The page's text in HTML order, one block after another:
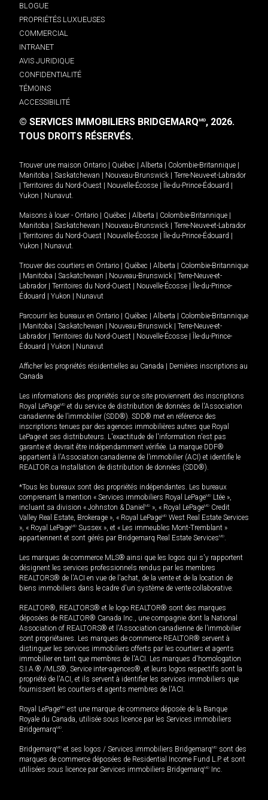
BLOGUE
PROPRIÉTÉS LUXUEUSES
COMMERCIAL
INTRANET
AVIS JURIDIQUE
CONFIDENTIALITÉ
TÉMOINS
ACCESSIBILITÉ
© SERVICES IMMOBILIERS BRIDGEMARQMD, 2026.
TOUS DROITS RÉSERVÉS.
Trouver une maison Ontario Québec Alberta Colombie-Britannique
Manitoba
Saskatchewan Nouveau-Brunswick
Terre-Neuve-et-Labrador
Territoires du Nord-Ouest Nouvelle-Écosse Île-du-Prince-Édouard
Yukon
Nunavut.
Maisons à louer - Ontario Québec Alberta Colombie-Britannique
Manitoba
Saskatchewan Nouveau-Brunswick
Terre-Neuve-et-Labrador
Territoires du Nord-Ouest Nouvelle-Écosse Île-du-Prince-Édouard
Yukon
Nunavut.
Trouver des courtiers en Ontario Québec Alberta
Colombie-Britannique
Manitoba Saskatchewan Nouveau-Brunswick
Terre-Neuve-et-
Labrador
Territoires du Nord-Ouest Nouvelle-Écosse
Île-du-Prince-
Édouard
Yukon Nunavut
Parcourir les bureaux en Ontario Québec Alberta
Colombie-Britannique
Manitoba Saskatchewan Nouveau-Brunswick
Terre-Neuve-et-
Labrador
Territoires du Nord-Ouest Nouvelle-Écosse
Île-du-Prince-
Édouard
Yukon Nunavut
Afficher les propriétés résidentielles au Canada
Dernières inscriptions au
Canada
Les informations des propriétés sur ce site proviennent des inscriptions
Royal LePageMD et du service de distribution de données de l'Association
canadienne de l’immobilier (SDD®). SDD® met en référence des
inscriptions tenues par des agences immobilières autres que Royal
LePage et ses distributeurs. L'exactitude de l'information n'est pas
garantie et devrait être indépendamment vérifiée. La marque DDF®
appartient à l'Association canadienne de l’immobilier (ACI) et identifie le
REALTOR.ca Installation de distribution de données (SDD®).
*Tous les bureaux sont des propriétés indépendantes. Les bureaux
comprenant la mention « Services immobiliers Royal LePageMD Ltée »,
incluant sa division « Johnston & Daniel MD », « Royal LePageMD Credit
Valley Real Estate, Brokerage », « Royal LePageMD West Real Estate Services
», « Royal LePageMD Sussex », et « Les immeubles Mont-Tremblant »
appartiennent et sont gérés par Bridgemarq Real Estate ServicesMD.
Les marques de commerce MLS® ainsi que les logos qui s'y rapportent
désignent les services professionnels rendus par les membres
REALTORS® de l'ACI en vue de l'achat, de la vente et de la location de
biens immobiliers dans le cadre d'un système de vente collaborative.
REALTOR®, REALTORS® et le logo REALTOR® sont des marques
déposées de REALTOR® Canada Inc., une compagnie dont la National
Association of REALTORS® et l'Association canadienne de l’immobilier
sont propriétaires. Les marques de commerce REALTOR® servent à
distinguer les services immobiliers offerts par les courtiers et agents
immobilier en tant que membres de l'ACI. Les marques d'homologation
S.I.A.® /MLS®, Service inter-agences®, et leurs logos respectifs sont la
propriété de l'ACI, et ils servent à identifier les services immobiliers que
fournissent les courtiers et agents membres de l'ACI.
Royal LePageMD est une marque de commerce déposée de la Banque
Royale du Canada, utilisée sous licence par les Services immobiliers
BridgemarqMD.
BridgemarqMD et ses logos / Services immobiliers BridgemarqMD sont des
marques de commerce déposées de Residential Income Fund L.P. et sont
utilisées sous licence par Services immobiliers BridgemarqMD Inc.